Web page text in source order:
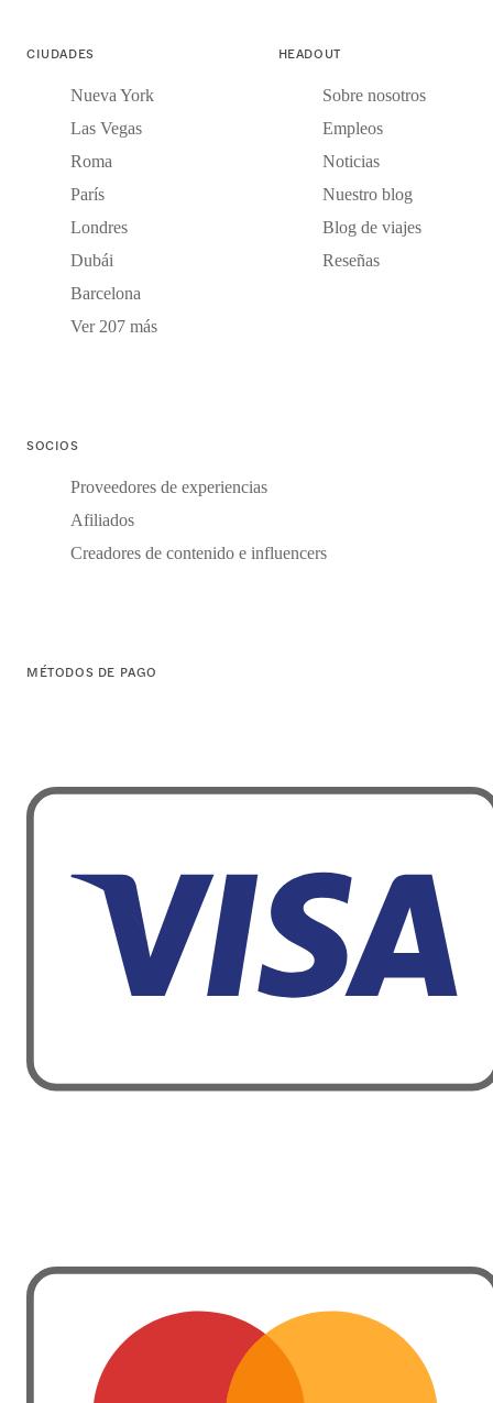
CIUDADES
Nueva York
Las Vegas
Roma
París
Londres
Dubái
Barcelona
Ver 207 más
HEADOUT
Sobre nosotros
Empleos
Noticias
Nuestro blog
Blog de viajes
Reseñas
SOCIOS
Proveedores de experiencias
Afiliados
Creadores de contenido e influencers
MÉTODOS DE PAGO